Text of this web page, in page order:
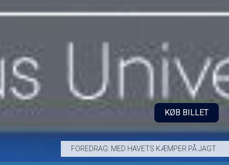
FOREDRAG: MED HAVETS KÆMPER PÅ JAGT
KØB BILLET